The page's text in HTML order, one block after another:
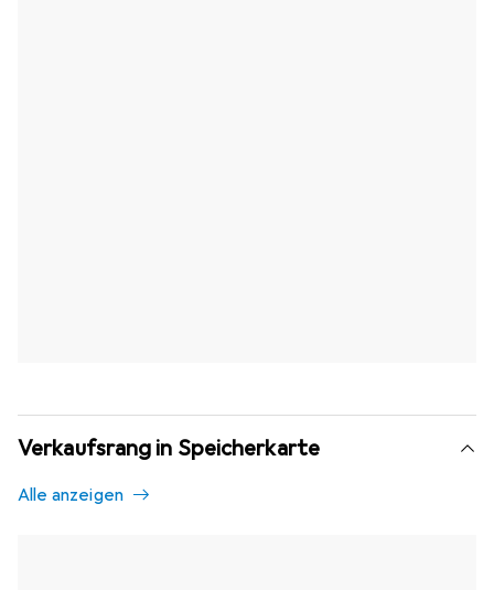
Verkaufsrang in Speicherkarte
Alle anzeigen